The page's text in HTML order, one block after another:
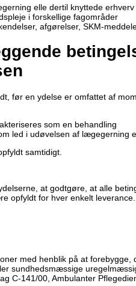
elle dertil knyttede erhverv
i forskellige fagområder
afgørelser, SKM-
før en ydelse er omfattet af
som en behandling
led i udøvelsen af lægegerning
samtidigt.
at godtgøre, at alle
opfyldt for hver enkelt
med henblik på at forebygge,
sundhedsmæssige
C-141/00, Ambulanter